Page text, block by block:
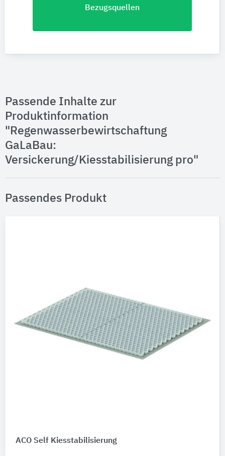
Bezugsquellen
Passende Inhalte zur
Produktinformation
"Regenwasserbewirtschaftung
GaLaBau:
Versickerung/Kiesstabilisierung pro"
Passendes Produkt
ACO Self Kiesstabilisierung